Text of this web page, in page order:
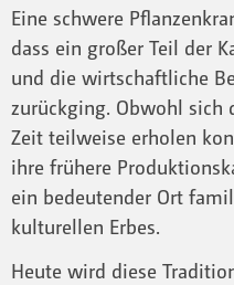
Eine schwere
dass ein großer Teil der
und die wirtschaftliche
zurückging. Obwohl sich
Zeit teilweise erholen
ihre frühere
ein bedeutender Ort
kulturellen Erbes.
Heute wird diese